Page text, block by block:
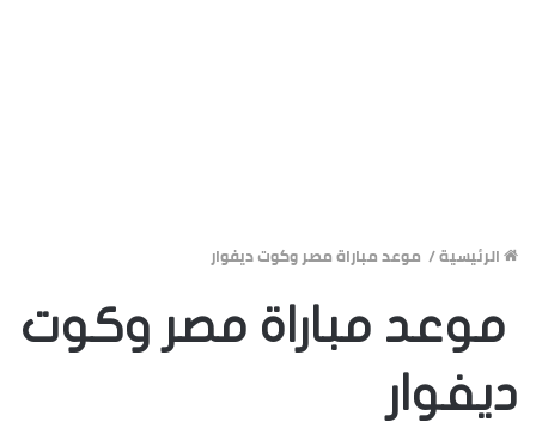
الرئيسية/ موعد مباراة مصر وكوت ديفوار
موعد مباراة مصر وكوت
ديفوار